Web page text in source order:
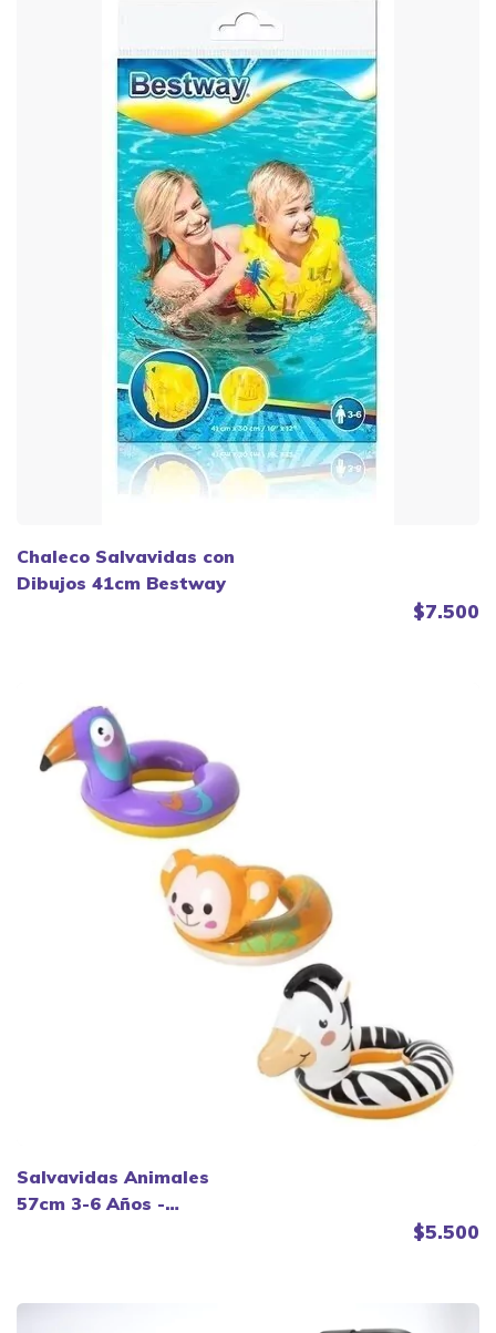
Chaleco Salvavidas con
Dibujos 41cm Bestway
$7.500
Salvavidas Animales
57cm 3-6 Años -
$5.500